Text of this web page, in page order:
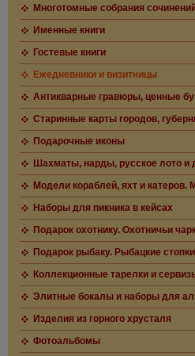
Многотомные собрания
Именные книги
Гостевые книги
Ежедневники и визитницы
Антикварные гравюры, ценные
Старинные карты городов,
Подарочные иконы
Шахматы, нарды, русское лото и
Модели кораблей, яхт и катеров.
Наборы для пикника в кейсах
Подарок охотнику. Охотничьи
Подарок рыбаку. Рыбацкие
Коллекционные тарелки и
Элитные бокалы и наборы для
Изделия из горного хрусталя
Фотоальбомы